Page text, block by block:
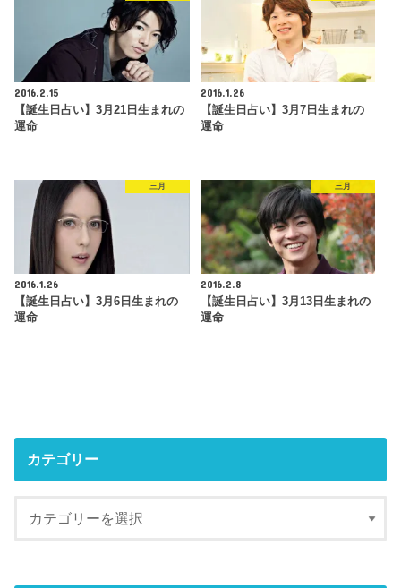
2016.2.15
【誕生日占い】3月21日生まれの
運命
2016.1.26
【誕生日占い】3月7日生まれの
運命
三月
2016.1.26
【誕生日占い】3月6日生まれの
運命
三月
2016.2.8
【誕生日占い】3月13日生まれの
運命
カテゴリー